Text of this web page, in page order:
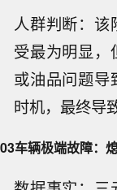
人群判断：
受最为明显，
或油品问题导
时机，最终导
03车辆极端故障：